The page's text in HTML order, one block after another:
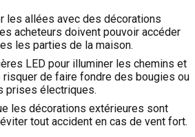
les allées avec des décorations
acheteurs doivent pouvoir accéder
les parties de la maison.
LED pour illuminer les chemins et
risquer de faire fondre des bougies ou
prises électriques.
les décorations extérieures sont
tout accident en cas de vent fort.